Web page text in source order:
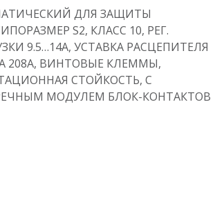
ДЛЯ ЗАЩИТЫ
S2, КЛАСС 10, РЕГ.
9.5…14А, УСТАВКА РАСЦЕПИТЕЛЯ
208A, ВИНТОВЫЕ КЛЕММЫ,
СТОЙКОСТЬ, С
МОДУЛЕМ БЛОК-КОНТАКТОВ